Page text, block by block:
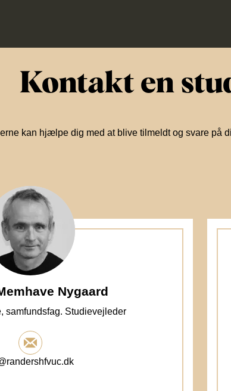
Kontakt en
kan hjælpe dig med at blive tilmeldt og svare på
Nygaard
samfundsfag. Studievejleder